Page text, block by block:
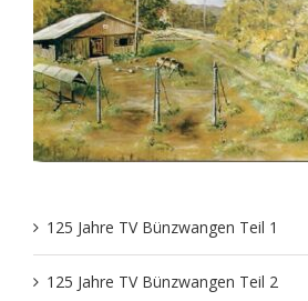
Abteilungen
Aerobic
Dance
Kursprogramm
Aktuelles
Kooperation Ebersbacher Sportvereine
Mitgliedschaft
Aktuelles
Geschichte TVB
Kontakt & Anfahrt
125 Jahre TV Bünzwangen Teil 1
125 Jahre TV Bünzwangen Teil 2